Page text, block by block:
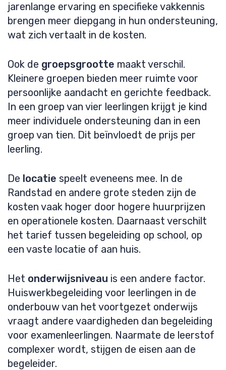
jarenlange ervaring en specifieke vakkennis
brengen meer diepgang in hun ondersteuning,
wat zich vertaalt in de kosten.
Ook de groepsgrootte maakt verschil.
Kleinere groepen bieden meer ruimte voor
persoonlijke aandacht en gerichte feedback.
In een groep van vier leerlingen krijgt je kind
meer individuele ondersteuning dan in een
groep van tien. Dit beïnvloedt de prijs per
leerling.
De locatie speelt eveneens mee. In de
Randstad en andere grote steden zijn de
kosten vaak hoger door hogere huurprijzen
en operationele kosten. Daarnaast verschilt
het tarief tussen begeleiding op school, op
een vaste locatie of aan huis.
Het onderwijsniveau is een andere factor.
Huiswerkbegeleiding voor leerlingen in de
onderbouw van het voortgezet onderwijs
vraagt andere vaardigheden dan begeleiding
voor examenleerlingen. Naarmate de leerstof
complexer wordt, stijgen de eisen aan de
begeleider.